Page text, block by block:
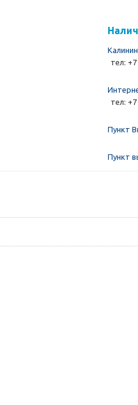
тел:
тел:
Пункт
Пункт